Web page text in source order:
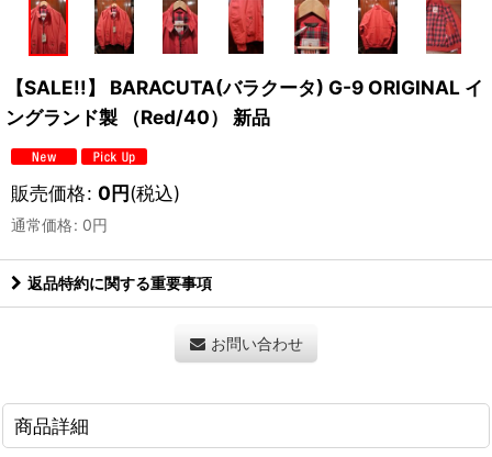
【SALE!!】 BARACUTA(バラクータ) G-9 ORIGINAL イ
ングランド製 （Red/40） 新品
販売価格: 0円(税込)
通常価格: 0円
返品特約に関する重要事項
お問い合わせ
商品詳細